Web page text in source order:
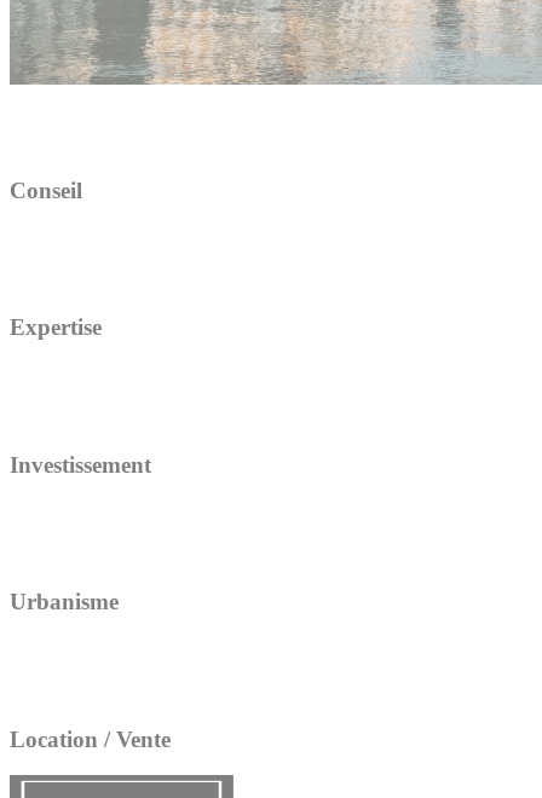
Conseil
Expertise
Investissement
Urbanisme
Location / Vente